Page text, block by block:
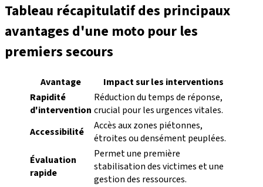
Tableau récapitulatif des principaux
avantages d'une moto pour les
premiers secours
Avantage
Impact sur les interventions
Rapidité
d'intervention
Réduction du temps de réponse,
crucial pour les urgences vitales.
Accessibilité
Accès aux zones piétonnes,
étroites ou densément peuplées.
Évaluation
rapide
Permet une première
stabilisation des victimes et une
gestion des ressources.